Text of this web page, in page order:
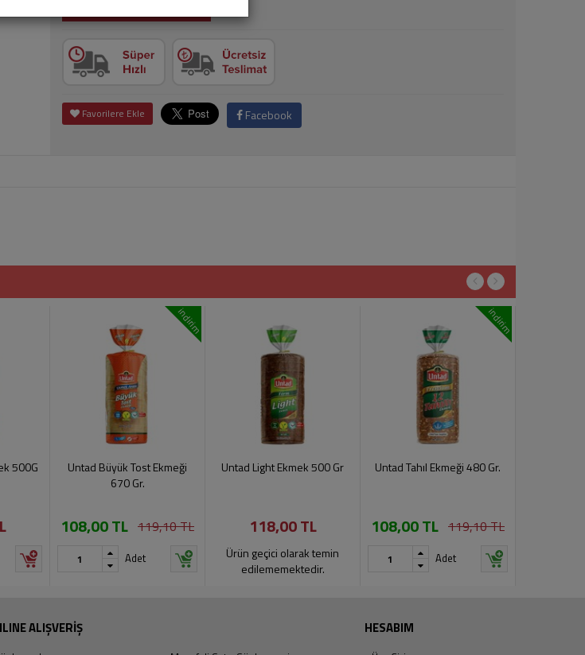
Favorilere Ekle Facebook
500G
indirim
Untad Büyük Tost Ekmeği
670 Gr.
108,00 TL 119,10 TL
Adet
Untad Light Ekmek 500 Gr
118,00 TL
Ürün geçici olarak temin
edilememektedir.
indirim
Untad Tahıl Ekmeği 480 Gr.
108,00 TL 119,10 TL
Adet
ALIŞVERİŞ HESABIM